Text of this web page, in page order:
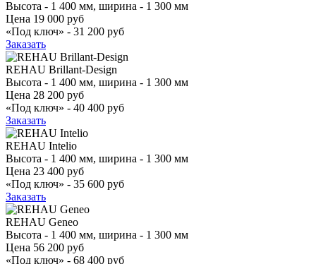
Высота - 1 400 мм, ширина - 1 300 мм
Цена 19 000 руб
«Под ключ» - 31 200 руб
Заказать
REHAU Brillant-Design
Высота - 1 400 мм, ширина - 1 300 мм
Цена 28 200 руб
«Под ключ» - 40 400 руб
Заказать
REHAU Intelio
Высота - 1 400 мм, ширина - 1 300 мм
Цена 23 400 руб
«Под ключ» - 35 600 руб
Заказать
REHAU Geneo
Высота - 1 400 мм, ширина - 1 300 мм
Цена 56 200 руб
«Под ключ» - 68 400 руб